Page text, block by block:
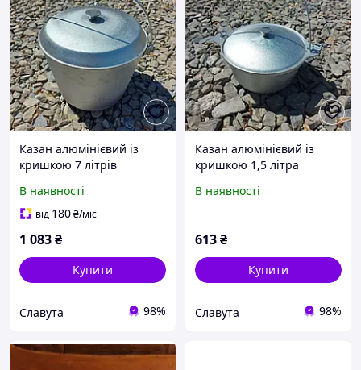
Казан алюмінієвий із
кришкою 7 літрів
В наявності
від 180₴/міс
1 083₴
Купити
Славута 98%
Казан алюмінієвий із
кришкою 1,5 літра
В наявності
613₴
Купити
Славута 98%